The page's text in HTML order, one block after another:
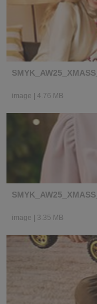
image 4.76 MB
image 3.35 MB